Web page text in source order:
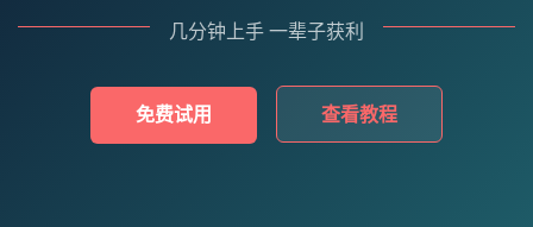
几分钟上手 一辈子获利
免费试用 查看教程